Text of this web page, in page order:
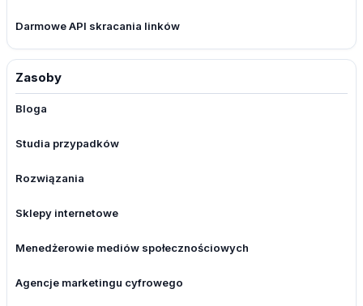
Darmowe API skracania linków
Zasoby
Bloga
Studia przypadków
Rozwiązania
Sklepy internetowe
Menedżerowie mediów społecznościowych
Agencje marketingu cyfrowego